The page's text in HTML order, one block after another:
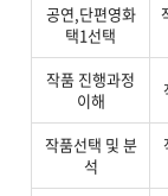
공연,단편영화
택1선택
작품 진행과정
이해
작품선택 및 분
석